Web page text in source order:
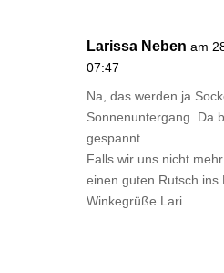
Larissa Neben am
07:47
Na, das werden ja
Sonnenuntergang. Da
gespannt.
Falls wir uns nicht
einen guten Rutsch ins
Winkegrüße Lari